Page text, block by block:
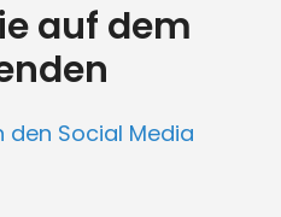
auf dem
den Social Media